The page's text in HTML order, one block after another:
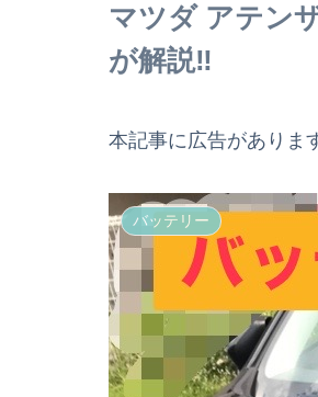
マツダ アテン
が解説‼
本記事に広告がありま
バッテリー